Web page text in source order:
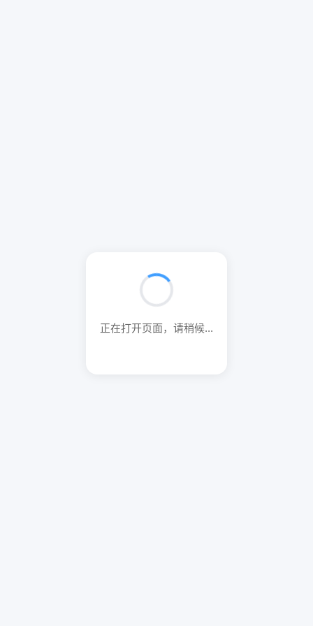
正在打开页面，请稍候...